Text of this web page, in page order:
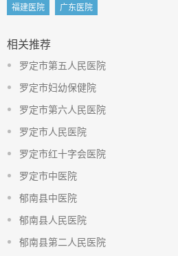
福建医院
广东医院
相关推荐
罗定市第五人民医院
罗定市妇幼保健院
罗定市第六人民医院
罗定市人民医院
罗定市红十字会医院
罗定市中医院
郁南县中医院
郁南县人民医院
郁南县第二人民医院